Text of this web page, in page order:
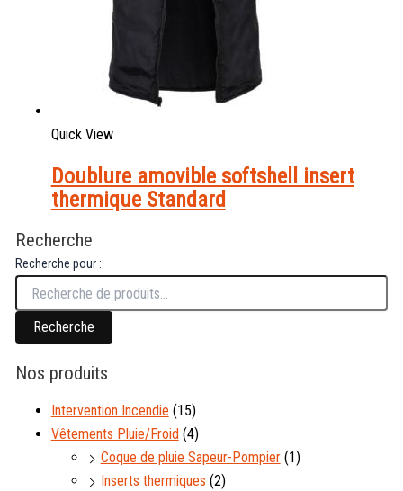
Quick View
Doublure amovible softshell insert
thermique Standard
Recherche
Recherche pour :
Recherche
Nos produits
Intervention Incendie (15)
Vêtements Pluie/Froid (4)
Coque de pluie Sapeur-Pompier (1)
Inserts thermiques (2)